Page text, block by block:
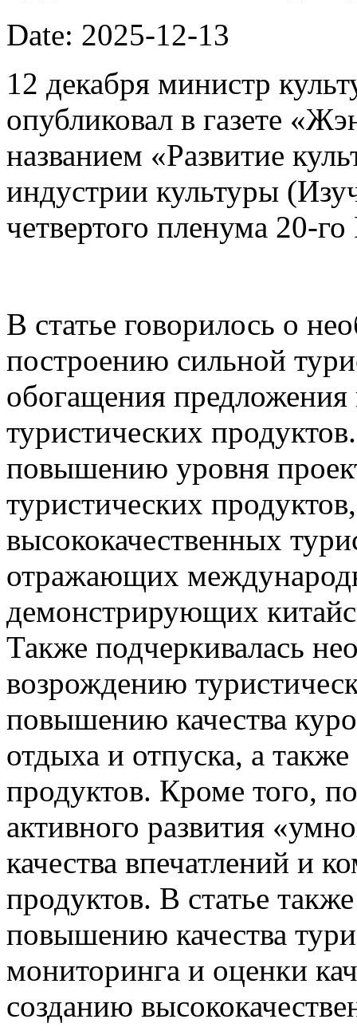
Date: 2025-12-13
12 декабря министр
опубликовал в газете
названием «Развитие
индустрии культуры
четвертого пленума 20-
В статье говорилось о
построению сильной
обогащения предложения
туристических
повышению уровня
туристических
высококачественных
отражающих
демонстрирующих
Также подчеркивалась
возрождению
повышению качества
отдыха и отпуска, а
продуктов. Кроме того,
активного развития
качества впечатлений и
продуктов. В статье
повышению качества
мониторинга и оценки
созданию